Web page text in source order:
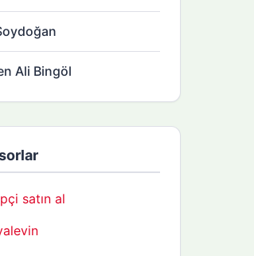
Ali Bingöl